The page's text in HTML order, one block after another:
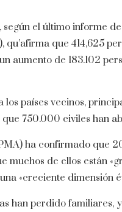
el último informe
qu’afirma que 414,625
aumento de 183.102
países vecinos,
750.000 civiles han
ha confirmado que
muchos de ellos están
«creciente dimensión
han perdido familiares,